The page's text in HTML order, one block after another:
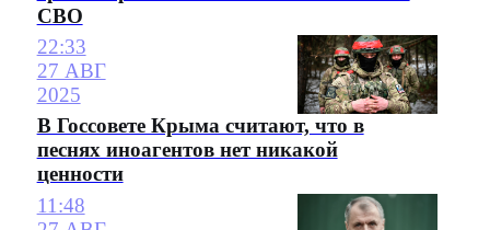
СВО
22:33
27 АВГ
2025
В Госсовете Крыма считают, что в
песнях иноагентов нет никакой
ценности
11:48